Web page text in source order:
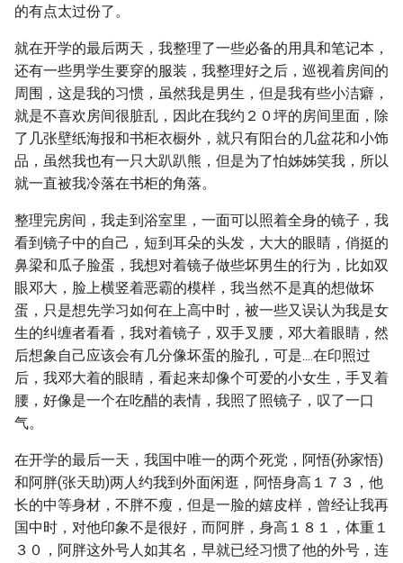
的有点太过份了。
就在开学的最后两天，我整理了一些必备的用具和笔记本，
还有一些男学生要穿的服装，我整理好之后，巡视着房间的
周围，这是我的习惯，虽然我是男生，但是我有些小洁癖，
就是不喜欢房间很脏乱，因此在我约２０坪的房间里面，除
了几张壁纸海报和书柜衣橱外，就只有阳台的几盆花和小饰
品，虽然我也有一只大趴趴熊，但是为了怕姊姊笑我，所以
就一直被我冷落在书柜的角落。
整理完房间，我走到浴室里，一面可以照着全身的镜子，我
看到镜子中的自己，短到耳朵的头发，大大的眼睛，俏挺的
鼻梁和瓜子脸蛋，我想对着镜子做些坏男生的行为，比如双
眼邓大，脸上横竖着恶霸的模样，我当然不是真的想做坏
蛋，只是想先学习如何在上高中时，被一些又误认为我是女
生的纠缠者看看，我对着镜子，双手叉腰，邓大着眼睛，然
后想象自己应该会有几分像坏蛋的脸孔，可是....在印照过
后，我邓大着的眼睛，看起来却像个可爱的小女生，手叉着
腰，好像是一个在吃醋的表情，我照了照镜子，叹了一口
气。
在开学的最后一天，我国中唯一的两个死党，阿悟(孙家悟)
和阿胖(张天助)两人约我到外面闲逛，阿悟身高１７３，他
长的中等身材，不胖不瘦，但是一脸的嬉皮样，曾经让我再
国中时，对他印象不是很好，而阿胖，身高１８１，体重１
３０，阿胖这外号人如其名，早就已经习惯了他的外号，连